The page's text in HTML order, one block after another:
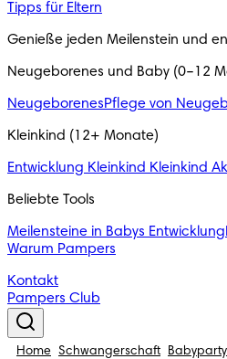
Tipps für Eltern
Genieße jeden Meilenstein und
Neugeborenes und Baby (0–12
NeugeborenesPflege von
Kleinkind (12+ Monate)
Entwicklung Kleinkind Kleinkind
Beliebte Tools
Meilensteine in Babys Entwicklung
Warum Pampers
Kontakt
Pampers Club
Home Schwangerschaft Babyparty